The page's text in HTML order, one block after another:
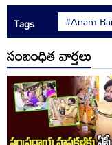
Tags #Anam
సంబంధిత వార్తలు